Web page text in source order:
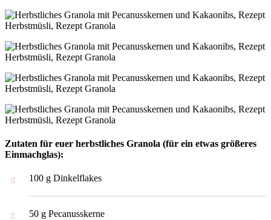
Zutaten für euer herbstliches Granola (für ein etwas größeres
Einmachglas):
100 g Dinkelflakes
50 g Pecanusskerne